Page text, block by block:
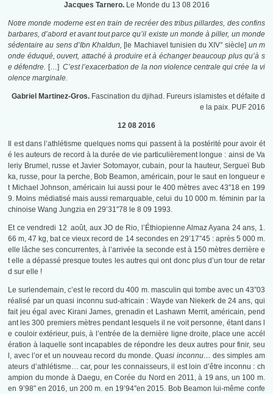
Jacques Tarnero. Le Monde du 13 08 2016
Notre monde moderne est en train de recréer des tribus pillardes, des confins
barbares, d’abord et avant tout parce qu’il existe un monde à piller, un monde
sédentaire au sens d’Ibn Khaldun, [le Machiavel tunisien du XIV° siècle] un m
onde éduqué, ouvert, attaché à produire et à échanger beaucoup plus qu’à s
e défendre. […] C’est l’exacerbation de la non violence centrale qui crée la vi
olence marginale.
Gabriel Martinez-Gros.Fascination du djihad. Fureurs islamistes et défaite d
e la paix. PUF 2016
12 08 2016
Il est dans l’athlétisme quelques noms qui passent à la postérité pour avoir ét
é les auteurs de record à la durée de vie particulièrement longue : ainsi de Va
leriy Brumel, russe et Javier Sotomayor, cubain, pour la hauteur, Sergueï Bub
ka, russe, pour la perche, Bob Beamon, américain, pour le saut en longueur e
t Michael Johnson, américain lui aussi pour le 400 mètres avec 43″18 en 199
9. Moins médiatisé mais aussi remarquable, celui du 10 000 m. féminin par la
chinoise Wang Jungzia en 29’31″78 le 8 09 1993.
Et ce vendredi 12 août, aux JO de Rio, l’Éthiopienne Almaz Ayana 24 ans, 1.
66 m, 47 kg, bat ce vieux record de 14 secondes en 29’17″45 : après 5 000 m.
elle lâche ses concurrentes, à l’arrivée la seconde est à 150 mètres derrière e
t elle a dépassé presque toutes les autres qui ont donc plus d’un tour de retar
d sur elle !
Le surlendemain, c’est le record du 400 m. masculin qui tombe avec un 43″03
réalisé par un quasi inconnu sud-africain : Wayde van Niekerk de 24 ans, qui
fait jeu égal avec Kirani James, grenadin et Lashawn Merrit, américain, pend
ant les 300 premiers mètres pendant lesquels il ne voit personne, étant dans l
e couloir extérieur, puis, à l’entrée de la dernière ligne droite, place une accél
ération à laquelle sont incapables de répondre les deux autres pour finir, seu
l, avec l’or et un nouveau record du monde.Quasi inconnu…des simples am
ateurs d’athlétisme… car, pour les connaisseurs, il est loin d’être inconnu : ch
ampion du monde à Daegu, en Corée du Nord en 2011, à 19 ans, un 100 m.
en 9’98″ en 2016, un 200 m. en 19’94″en 2015. Bob Beamon lui-même confe